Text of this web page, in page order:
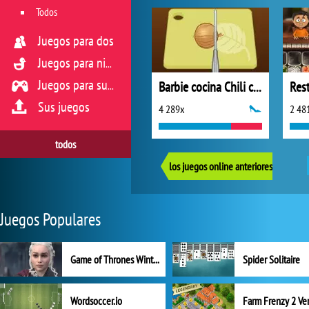
Barbie cocina Chili con Carne
4 289x 2
los juegos online anteriores
Todos
Juegos para dos
Juegos para niños
Juegos para sus reflejos
Sus juegos
todos
Juegos Populares
Game of Thrones Winter is Coming Spider Solitaire
Wordsoccer.io